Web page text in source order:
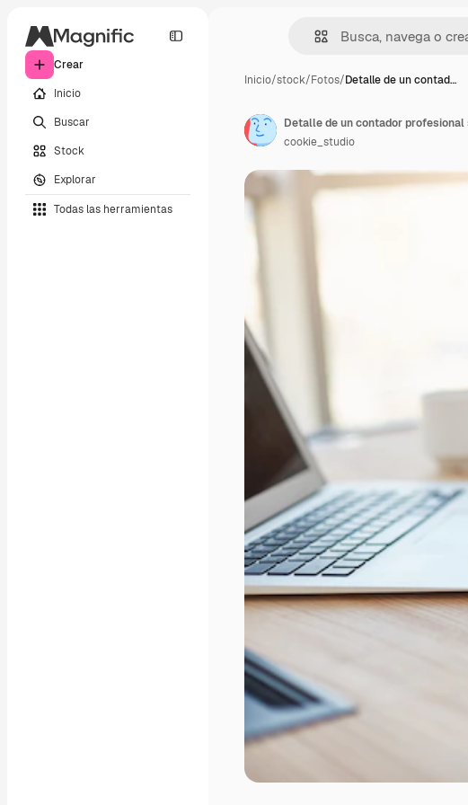
Crear
Inicio
Buscar
Stock
Explorar
Todas las herramientas
Inicio/stock/Fotos/Detalle de un contad…
cookie_studio